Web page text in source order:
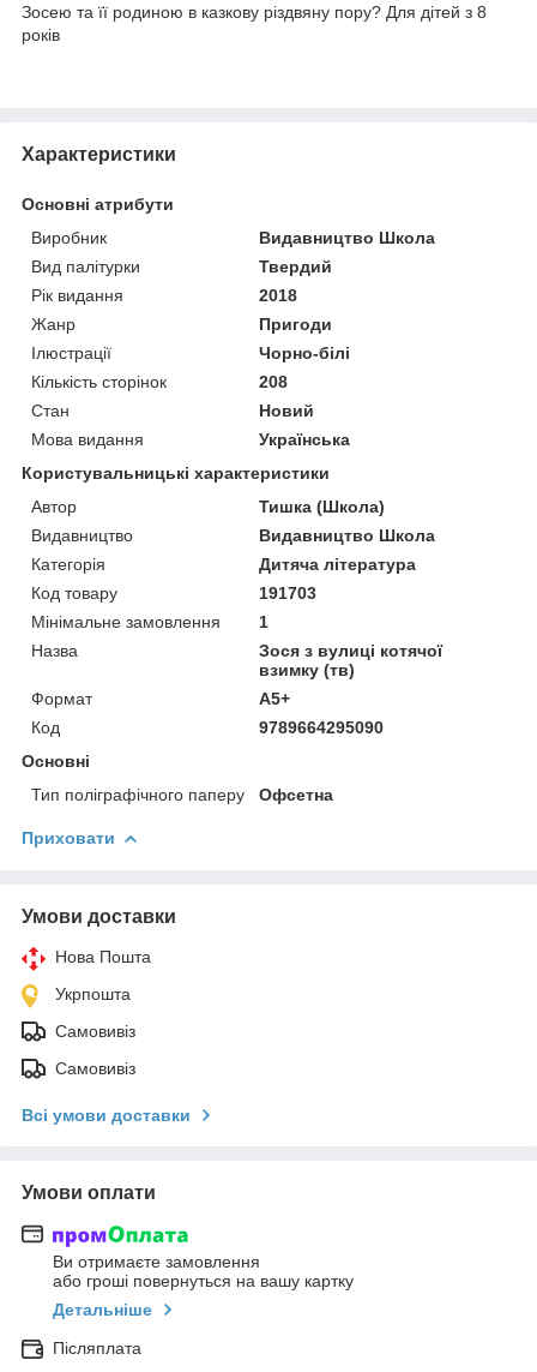
Зосею та її родиною в казкову різдвяну пору? Для дітей з 8
років
Характеристики
Основні атрибути
Виробник
Видавництво Школа
Вид палітурки
Твердий
Рік видання
2018
Жанр
Пригоди
Ілюстрації
Чорно-білі
Кількість сторінок
208
Стан
Новий
Мова видання
Українська
Користувальницькі характеристики
Автор
Тишка (Школа)
Видавництво
Видавництво Школа
Категорія
Дитяча література
Код товару
191703
Мінімальне замовлення
1
Назва
Зося з вулиці котячої
взимку (тв)
Формат
А5+
Код
9789664295090
Основні
Тип поліграфічного паперу
Офсетна
Приховати
Умови доставки
Нова Пошта
Укрпошта
Самовивіз
Самовивіз
Всі умови доставки
Умови оплати
Ви отримаєте замовлення
або гроші повернуться на вашу картку
Детальніше
Післяплата